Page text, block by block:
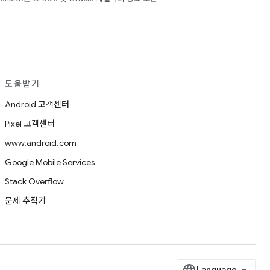
도움받기
Android 고객센터
Pixel 고객센터
www.android.com
Google Mobile Services
Stack Overflow
문제 추적기